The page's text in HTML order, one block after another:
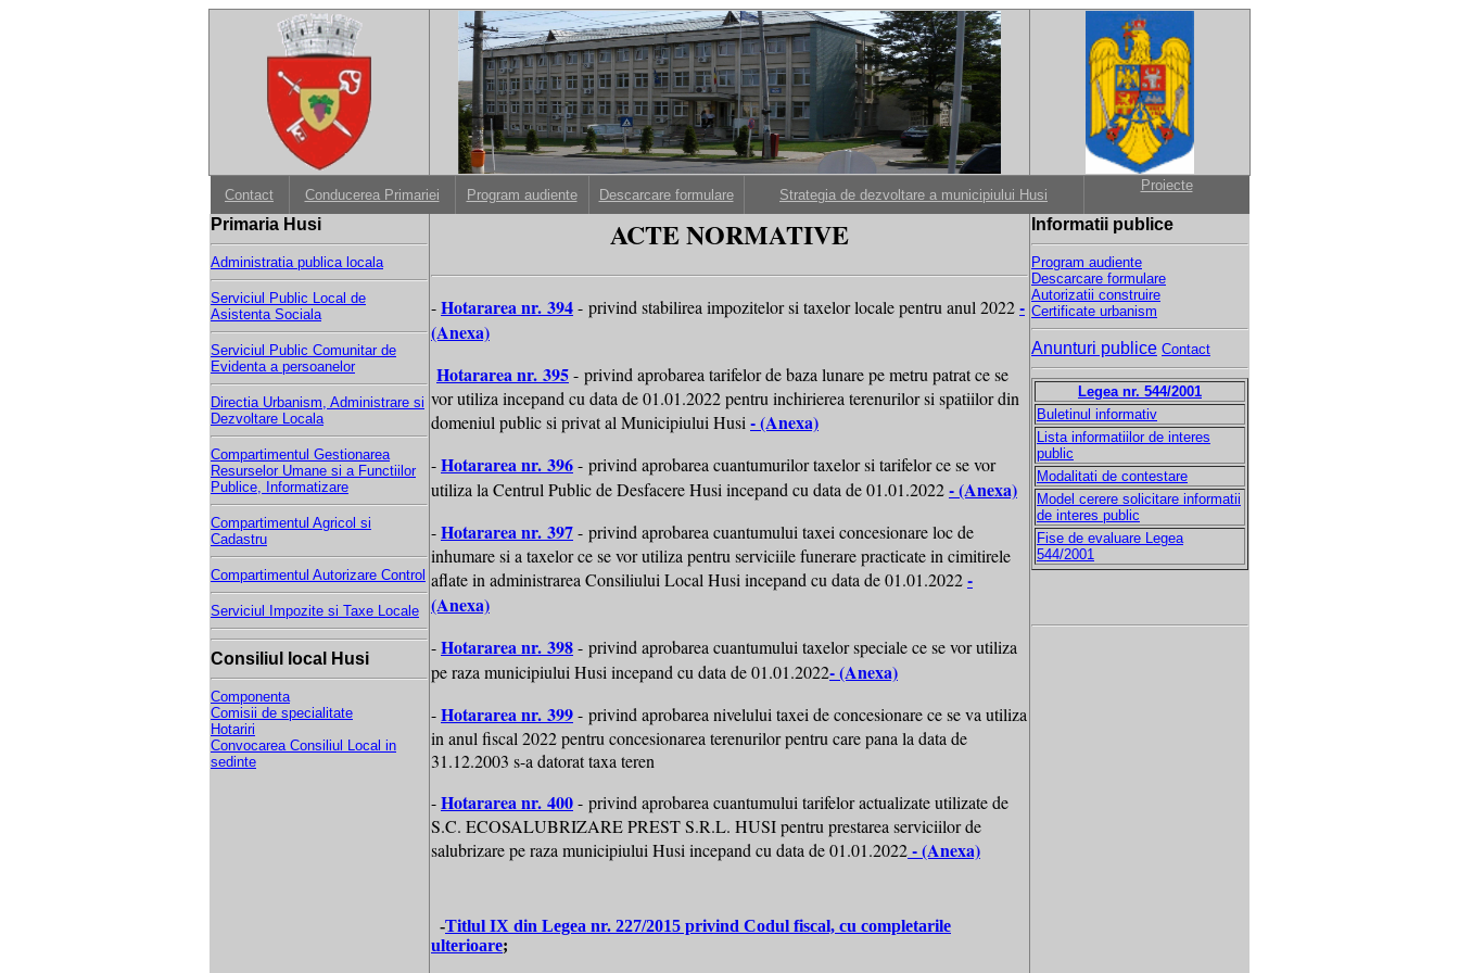
Contact Conducerea Primariei Program audiente Descarcare formulare Strategia de dezvoltare a municipiului Husi
Proiecte
Primaria Husi
Administratia publica locala
Serviciul Public Local de
Asistenta Sociala
Serviciul Public Comunitar de
Evidenta a persoanelor
Directia Urbanism, Administrare si
Dezvoltare Locala
Compartimentul Gestionarea
Resurselor Umane si a Functiilor
Publice, Informatizare
Compartimentul Agricol si
Cadastru
Compartimentul Autorizare Control
Serviciul Impozite si Taxe Locale
Consiliul local Husi
Componenta
Comisii de specialitate
Hotariri
Convocarea Consiliul Local in
sedinte
ACTE NORMATIVE
-Hotararea nr. 394- privind stabilirea impozitelor si taxelor locale pentru anul 2022-
(Anexa)
Hotararea nr. 395- privind aprobarea tarifelor de baza lunare pe metru patrat ce se
vor utiliza incepand cu data de 01.01.2022 pentru inchirierea terenurilor si spatiilor din
domeniul public si privat al Municipiului Husi - (Anexa)
-Hotararea nr. 396- privind aprobarea cuantumurilor taxelor si tarifelor ce se vor
utiliza la Centrul Public de Desfacere Husi incepand cu data de 01.01.2022- (Anexa)
-Hotararea nr. 397- privind aprobarea cuantumului taxei concesionare loc de
inhumare si a taxelor ce se vor utiliza pentru serviciile funerare practicate in cimitirele
aflate in administrarea Consiliului Local Husi incepand cu data de 01.01.2022-
(Anexa)
-Hotararea nr. 398- privind aprobarea cuantumului taxelor speciale ce se vor utiliza
pe raza municipiului Husi incepand cu data de 01.01.2022- (Anexa)
-Hotararea nr. 399- privind aprobarea nivelului taxei de concesionare ce se va utiliza
in anul fiscal 2022 pentru concesionarea terenurilor pentru care pana la data de
31.12.2003 s-a datorat taxa teren
-Hotararea nr. 400- privind aprobarea cuantumului tarifelor actualizate utilizate de
S.C. ECOSALUBRIZARE PREST S.R.L. HUSI pentru prestarea serviciilor de
salubrizare pe raza municipiului Husi incepand cu data de 01.01.2022- (Anexa)
-Titlul IX din Legea nr. 227/2015 privind Codul fiscal, cu completarile
ulterioare;
Informatii publice
Program audiente
Descarcare formulare
Autorizatii construire
Certificate urbanism
Anunturi publice Contact
Legea nr. 544/2001
Buletinul informativ
Lista informatiilor de interes
public
Modalitati de contestare
Model cerere solicitare informatii
de interes public
Fise de evaluare Legea
544/2001